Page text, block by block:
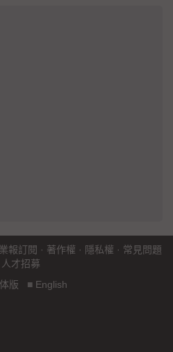
報訂閱 · 著作權 · 隱私權 · 常見問題
人才招募
版 ■ English